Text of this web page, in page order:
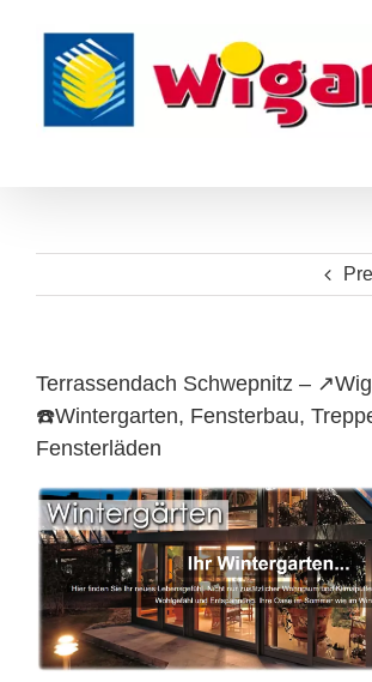
content
Terrassendach Schwepnitz –
☎️Wintergarten, Fensterbau,
Fensterläden